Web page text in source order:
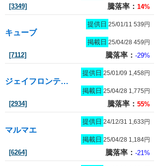
[3349] 騰落率： 14%
キューブ
提供日 25/01/11 539円
掲載日 25/04/28 459円
[7112] 騰落率： -29%
ジェイフロンティア
提供日 25/01/09 1,458円
掲載日 25/04/28 1,775円
[2934] 騰落率： 55%
マルマエ
提供日 24/12/31 1,633円
掲載日 25/04/28 1,184円
[6264] 騰落率： -21%